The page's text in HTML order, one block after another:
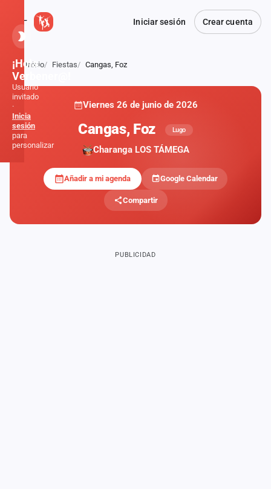
Iniciar sesión Crear cuenta
Atrás
Inicio Fiestas Cangas, Foz
Viernes 26 de junio de 2026
Cangas, Foz Lugo
Charanga LOS TÁMEGA
Añadir a mi agenda Google Calendar
Compartir
PUBLICIDAD
¡Hola,
Verbener@!
Usuario
invitado
·
Inicia
sesión
para
personalizar